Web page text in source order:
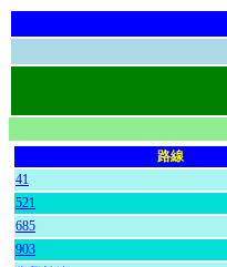
路線
41
521
685
903